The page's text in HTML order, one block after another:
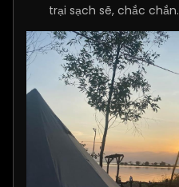
trại sạch sẽ, chắc chắn.